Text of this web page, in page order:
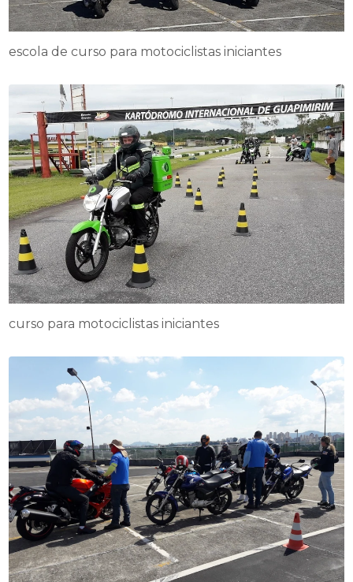
escola de curso para motociclistas iniciantes
curso para motociclistas iniciantes